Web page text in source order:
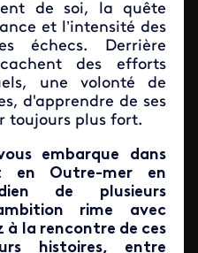
de soi, la quête
et l’intensité des
échecs. Derrière
des efforts
une volonté de
d'apprendre de ses
toujours plus fort.
embarque dans
en Outre-mer en
de plusieurs
rime avec
la rencontre de ces
histoires, entre